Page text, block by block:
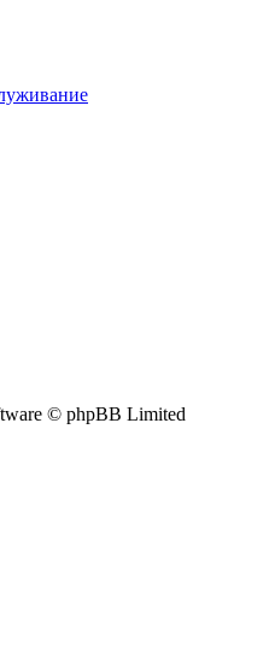
© phpBB Limited